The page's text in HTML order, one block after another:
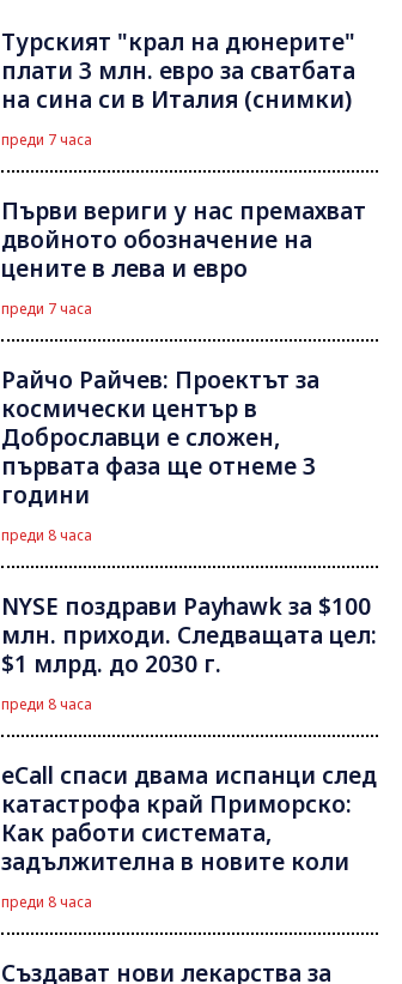
Турският "крал на дюнерите"
плати 3 млн. евро за сватбата
на сина си в Италия (снимки)
преди 7 часа
Първи вериги у нас премахват
двойното обозначение на
цените в лева и евро
преди 7 часа
Райчо Райчев: Проектът за
космически център в
Доброславци е сложен,
първата фаза ще отнеме 3
години
преди 8 часа
NYSE поздрави Payhawk за $100
млн. приходи. Следващата цел:
$1 млрд. до 2030 г.
преди 8 часа
eCall спаси двама испанци след
катастрофа край Приморско:
Как работи системата,
задължителна в новите коли
преди 8 часа
Създават нови лекарства за